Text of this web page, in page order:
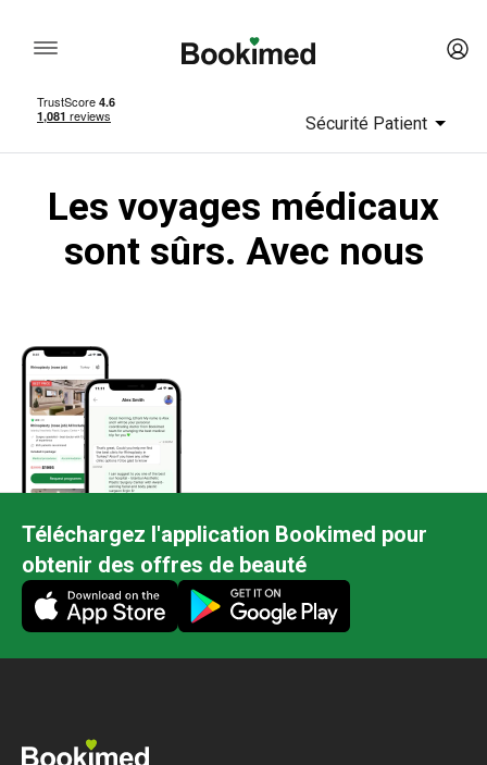
Sécurité Patient
Les voyages médicaux
sont sûrs. Avec nous
Téléchargez l'application Bookimed pour
obtenir des offres de beauté